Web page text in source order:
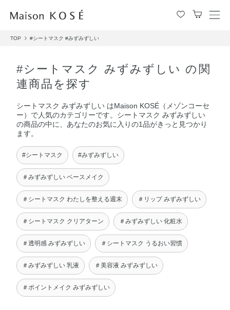
メ
TOP #シートマスク #みずみずしい
#シートマスク みずみずしい の関
連商品を探す
シートマスク みずみずしい はMaison KOSÉ（メゾンコーセ
ー）で人気のカテゴリーです。シートマスク みずみずしい
の商品の中に、あなたのお気に入りの1品がきっと見つかり
ます。
#シートマスク #みずみずしい
＃みずみずしい ベースメイク
＃シートマスク わたしを整える週末 ＃リップ みずみずしい
＃シートマスク クリアターン ＃みずみずしい 化粧水
＃透明感 みずみずしい ＃シートマスク うるおい習慣
＃みずみずしい 乳液 ＃美容液 みずみずしい
＃ポイントメイク みずみずしい